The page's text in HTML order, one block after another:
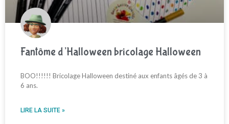
Fantôme d’Halloween bricolage Halloween
BOO!!!!!! Bricolage Halloween destiné aux enfants âgés de 3 à
6 ans.
LIRE LA SUITE »